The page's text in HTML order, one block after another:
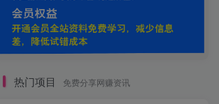
热门项目 免费分享网赚资讯